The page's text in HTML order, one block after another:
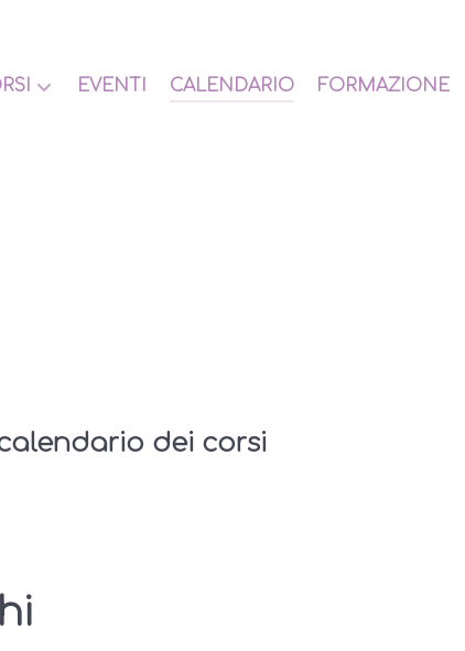
EVENTI CALENDARIO FORMAZIONE
dei corsi